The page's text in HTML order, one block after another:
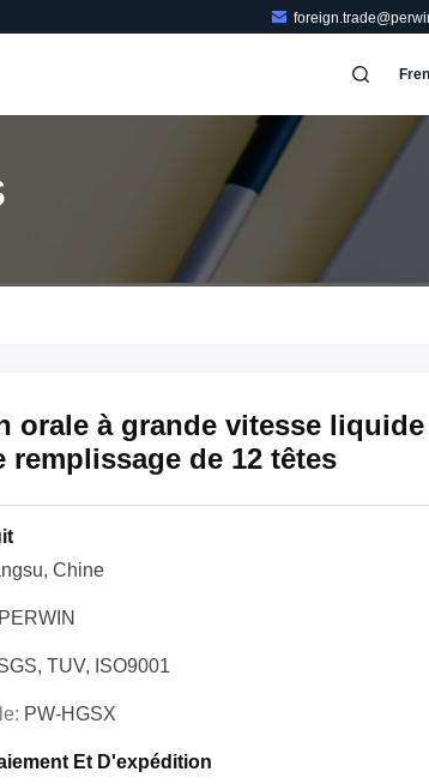
orale à grande vitesse
remplissage de 12 têtes
Chine
PERWIN
TUV, ISO9001
PW-HGSX
Et D'expédition